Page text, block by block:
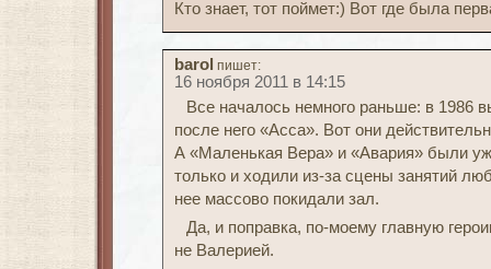
Кто знает, тот поймет:) Вот где была
barol пишет:
16 ноября 2011 в 14:15
Все началось немного раньше: в 1986
после него «Асса». Вот они
А «Маленькая Вера» и «Авария» были
только и ходили из-за сцены занятий
нее массово покидали зал.
Да, и поправка, по-моему главную
не Валерией.